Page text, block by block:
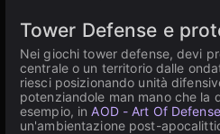
Tower Defense e
Nei giochi tower defense, devi
centrale o un territorio dalle
riesci posizionando unità
potenziandole man mano che la
esempio, inAOD - Art Of Defense
un'ambientazione post-